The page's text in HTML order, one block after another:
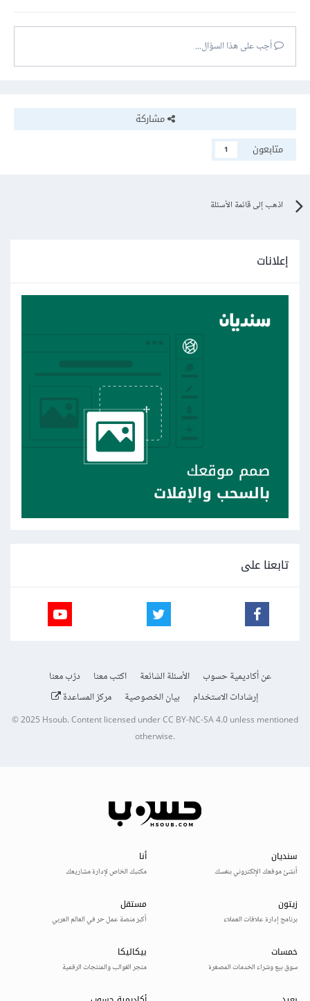
أجب على هذا السؤال...
مشاركة
متابعون
1
اذهب إلى قائمة الأسئلة
إعلانات
تابعنا على
عن أكاديمية حسوب الأسئلة الشائعة اكتب معنا
درّب معنا
إرشادات الاستخدام
بيان الخصوصية مركز المساعدة
© 2025Hsoub.Content licensed underCC BY-NC-SA 4.0unless mentioned
otherwise.